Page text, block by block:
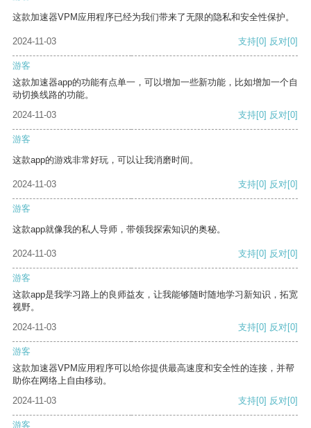
这款加速器VPM应用程序已经为我们带来了无限的隐私和安全性保护。
2024-11-03 支持[0] 反对[0]
游客
这款加速器app的功能有点单一，可以增加一些新功能，比如增加一个自
动切换线路的功能。
2024-11-03
支持[0] 反对[0]
游客
这款app的游戏非常好玩，可以让我消磨时间。
2024-11-03 支持[0] 反对[0]
游客
这款app就像我的私人导师，带领我探索知识的奥秘。
2024-11-03 支持[0] 反对[0]
游客
这款app是我学习路上的良师益友，让我能够随时随地学习新知识，拓宽
视野。
2024-11-03
支持[0] 反对[0]
游客
这款加速器VPM应用程序可以给你提供最高速度和安全性的连接，并帮
助你在网络上自由移动。
2024-11-03
支持[0] 反对[0]
游客